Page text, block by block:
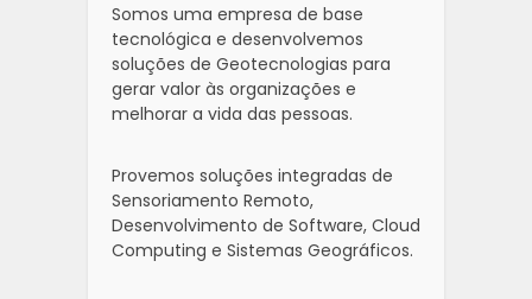
Somos uma empresa de base
tecnológica e desenvolvemos
soluções de Geotecnologias para
gerar valor às organizações e
melhorar a vida das pessoas.
Provemos soluções integradas de
Sensoriamento Remoto,
Desenvolvimento de Software, Cloud
Computing e Sistemas Geográficos.